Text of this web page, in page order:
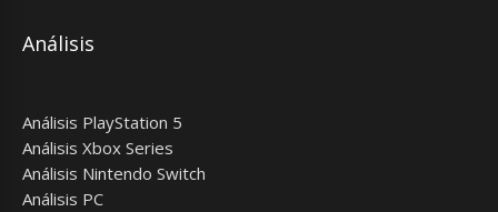
Análisis
Análisis PlayStation 5
Análisis Xbox Series
Análisis Nintendo Switch
Análisis PC